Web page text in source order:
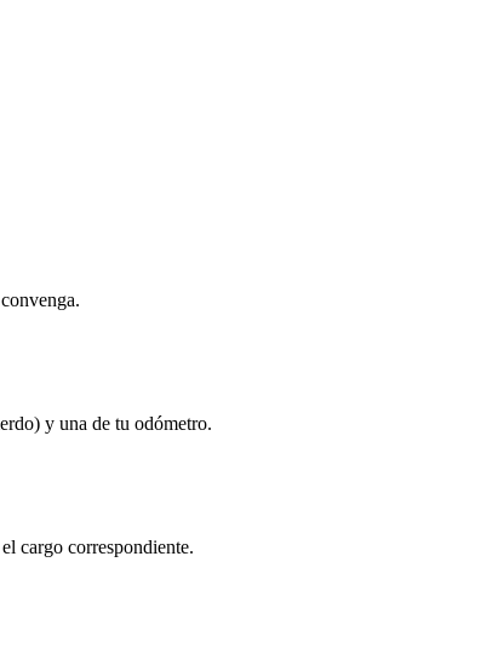
y una de tu odómetro.
cargo correspondiente.